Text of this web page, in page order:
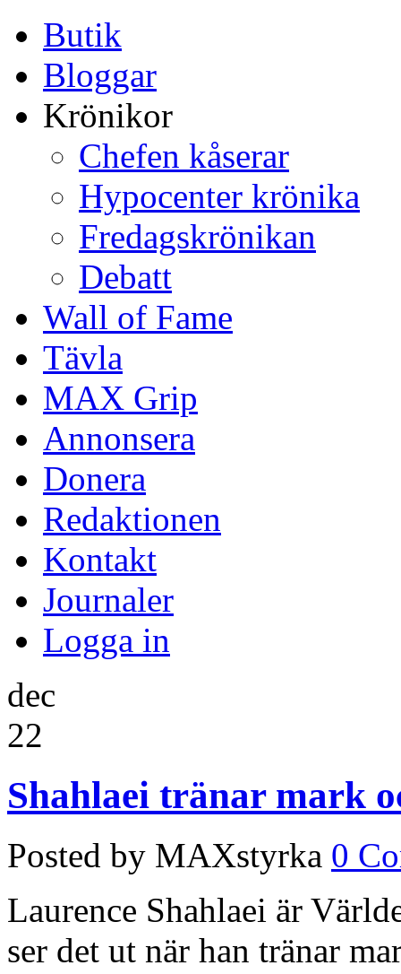
Butik
Bloggar
Krönikor
Chefen kåserar
Hypocenter krönika
Fredagskrönikan
Debatt
Wall of Fame
Tävla
MAX Grip
Annonsera
Donera
Redaktionen
Kontakt
Journaler
Logga in
dec
22
Shahlaei tränar mark
Posted by MAXstyrka 0
Laurence Shahlaei är
ser det ut när han tränar